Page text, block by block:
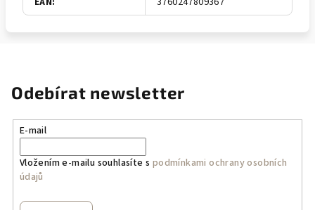
Odebírat newsletter
E-mail
Vložením e-mailu souhlasíte s podmínkami ochrany osobních
údajů